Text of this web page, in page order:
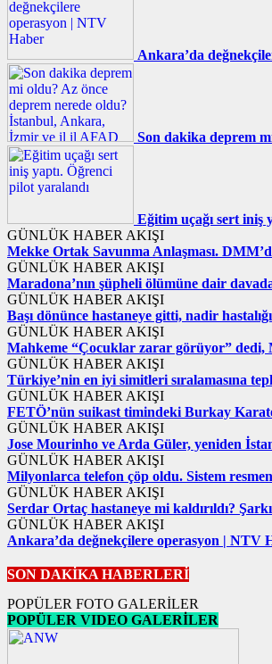
Ankara’da
Son dakika deprem
Eğitim uçağı sert iniş
GÜNLÜK HABER AKIŞI
Mekke Ortak Savunma Anlaşması.
GÜNLÜK HABER AKIŞI
Maradona’nın şüpheli ölümüne dair
GÜNLÜK HABER AKIŞI
Başı dönünce hastaneye gitti, nadir
GÜNLÜK HABER AKIŞI
Mahkeme “Çocuklar zarar görüyor” dedi,
GÜNLÜK HABER AKIŞI
Türkiye’nin en iyi simitleri sıralamasına
GÜNLÜK HABER AKIŞI
FETÖ’nün suikast timindeki Burkay
GÜNLÜK HABER AKIŞI
Jose Mourinho ve Arda Güler, yeniden
GÜNLÜK HABER AKIŞI
Milyonlarca telefon çöp oldu. Sistem
GÜNLÜK HABER AKIŞI
Serdar Ortaç hastaneye mi kaldırıldı?
GÜNLÜK HABER AKIŞI
Ankara’da değnekçilere operasyon | NTV
SON DAKİKA HABERLERİ
POPÜLER FOTO GALERİLER
POPÜLER VIDEO GALERİLER